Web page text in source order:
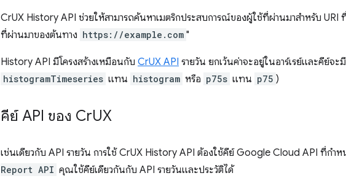
CrUX History API ช่วยให้สามารถค้นหาเมตริกประสบการณ์ของผู้ใช้ที่ผ่านมาสําหรับ URI ที่
ที่ผ่านมาของต้นทาง https://example.com "
History API มีโครงสร้างเหมือนกับ CrUX API รายวัน ยกเว้นค่าจะอยู่ในอาร์เรย์และคีย์จ
histogramTimeseries แทน histogram หรือ p75s แทน p75 )
คีย์ API ของ CrUX
เช่นเดียวกับ API รายวัน การใช้ CrUX History API ต้องใช้คีย์ Google Cloud API ที่กําหน
Report API คุณใช้คีย์เดียวกันกับ API รายวันและประวัติได้